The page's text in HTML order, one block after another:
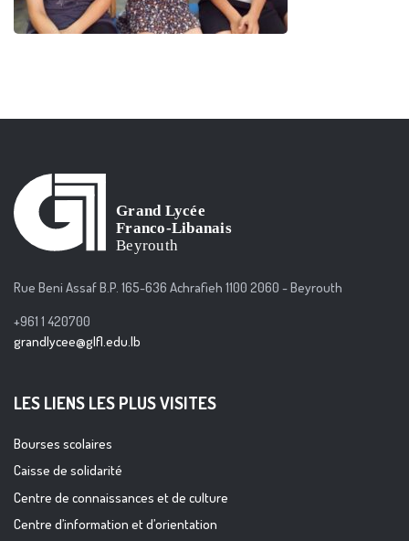
Rue Beni Assaf B.P. 165-636 Achrafieh 1100 2060 - Beyrouth
+961 1 420700
grandlycee@glfl.edu.lb
LES LIENS LES PLUS VISITES
Bourses scolaires
Caisse de solidarité
Centre de connaissances et de culture
Centre d’information et d’orientation